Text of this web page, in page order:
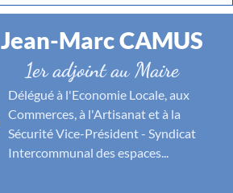
Jean-Marc CAMUS
1er adjoint au Maire
Délégué à l'Economie Locale, aux
Commerces, à l'Artisanat et à la
Sécurité Vice-Président - Syndicat
Intercommunal des espaces...